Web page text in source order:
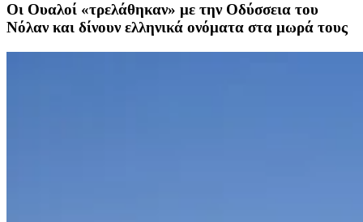
Οι Ουαλοί «τρελάθηκαν» με την Οδύσσεια του
Νόλαν και δίνουν ελληνικά ονόματα στα μωρά τους